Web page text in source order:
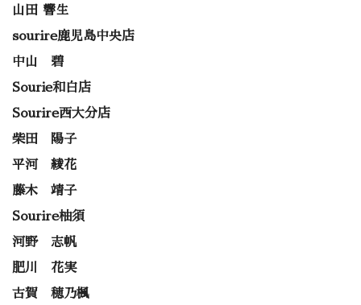
山田 響生
sourire鹿児島中央店
中山 碧
Sourie和白店
Sourire西大分店
柴田 陽子
平河 綾花
藤木 靖子
Sourire柚須
河野 志帆
肥川 花実
古賀 穂乃楓